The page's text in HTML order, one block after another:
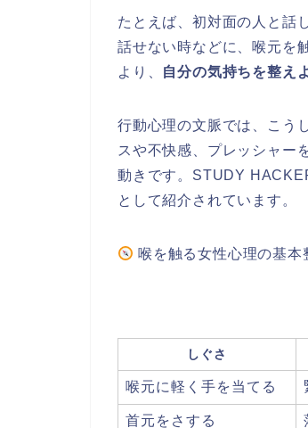
たとえば、初対面の人と話
話せない時などに、喉元を
より、 自分の気持ちを整え
行動心理の文脈では、こう
スや不快感、プレッシャー
動きです。STUDY
として紹介されています。
喉を触る女性心理の基本
しぐさ
喉元に軽く手を当てる
首元をさする